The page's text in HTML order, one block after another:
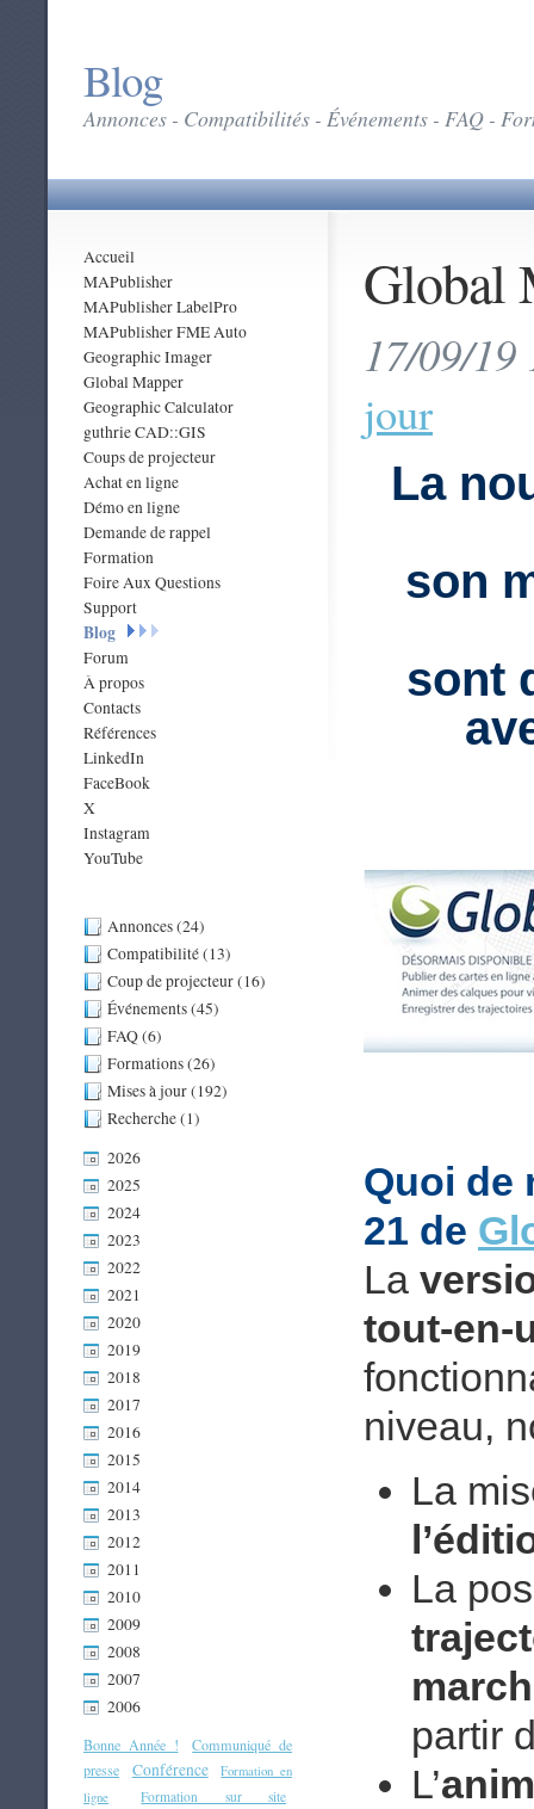
Blog
Annonces - Compatibilités - Événements - FAQ -
Accueil
MAPublisher
MAPublisher LabelPro
MAPublisher FME Auto
Geographic Imager
Global Mapper
Geographic Calculator
guthrie CAD::GIS
Coups de projecteur
Achat en ligne
Démo en ligne
Demande de rappel
Formation
Foire Aux Questions
Support
Blog
Forum
À propos
Contacts
Références
LinkedIn
FaceBook
X
Instagram
YouTube
Annonces (24)
Compatibilité (13)
Coup de projecteur (16)
Événements (45)
FAQ (6)
Formations (26)
Mises à jour (192)
Recherche (1)
2026
2025
2024
2023
2022
2021
2020
2019
2018
2017
2016
2015
2014
2013
2012
2011
2010
2009
2008
2007
2006
Bonne Année !
Communiqué de
presse
Conférence
Formation en
ligne
Formation sur site
Global
17/09/
jour
La
son
sont
Quoi de
21 de
La
tout-en-
niveau,
La
La
partir
L’